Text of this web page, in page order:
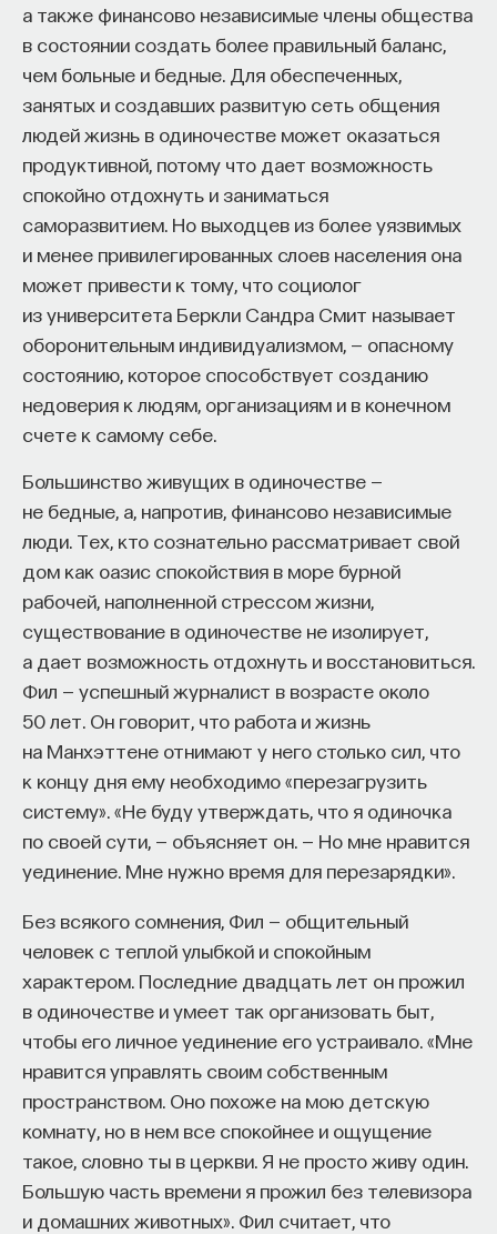
а также финансово независимые члены общества
в состоянии создать более правильный баланс,
чем больные и бедные. Для обеспеченных,
занятых и создавших развитую сеть общения
людей жизнь в одиночестве может оказаться
продуктивной, потому что дает возможность
спокойно отдохнуть и заниматься
саморазвитием. Но выходцев из более уязвимых
и менее привилегированных слоев населения она
может привести к тому, что социолог
из университета Беркли Сандра Смит называет
оборонительным индивидуализмом, — опасному
состоянию, которое способствует созданию
недоверия к людям, организациям и в конечном
счете к самому себе.
Большинство живущих в одиночестве —
не бедные, а, напротив, финансово независимые
люди. Тех, кто сознательно рассматривает свой
дом как оазис спокойствия в море бурной
рабочей, наполненной стрессом жизни,
существование в одиночестве не изолирует,
а дает возможность отдохнуть и восстановиться.
Фил — успешный журналист в возрасте около
50 лет. Он говорит, что работа и жизнь
на Манхэттене отнимают у него столько сил, что
к концу дня ему необходимо «перезагрузить
систему». «Не буду утверждать, что я одиночка
по своей сути, — объясняет он. — Но мне нравится
уединение. Мне нужно время для перезарядки».
Без всякого сомнения, Фил — общительный
человек с теплой улыбкой и спокойным
характером. Последние двадцать лет он прожил
в одиночестве и умеет так организовать быт,
чтобы его личное уединение его устраивало. «Мне
нравится управлять своим собственным
пространством. Оно похоже на мою детскую
комнату, но в нем все спокойнее и ощущение
такое, словно ты в церкви. Я не просто живу один.
Большую часть времени я прожил без телевизора
и домашних животных». Фил считает, что